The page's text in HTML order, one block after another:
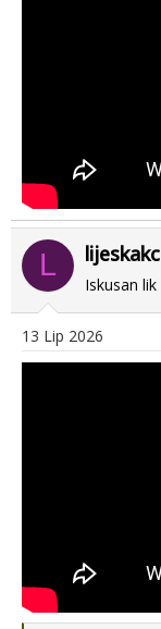
L lijeskakc
Iskusan lik
13 Lip 2026